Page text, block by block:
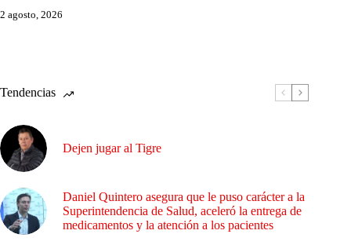
2 agosto, 2026
Tendencias
Dejen jugar al Tigre
Daniel Quintero asegura que le puso carácter a la
Superintendencia de Salud, aceleró la entrega de
medicamentos y la atención a los pacientes